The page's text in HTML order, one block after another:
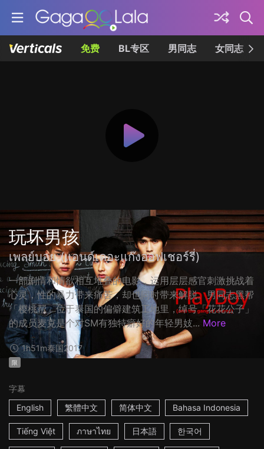
免费 BL专区 男同志 女同志
玩坏男孩
เพลย์บอย (แอนด์เดอะแก๊งออฟเชอร์รี่)
一部剧情和情欲相互堆叠的电影，运用层层感官刺激挑战着
心灵，性的暴力带来痛苦，却也同时带来解脱。男同志黑帮
「樱桃帮」位于​​泰国的偏僻建筑工地里，绰号「花花公子」
的成员麦克是个对SM有独特癖好的年轻男妓... More
1h51m泰国2017
限
字幕
English
繁體中文 简体中文 Bahasa Indonesia
Tiếng Việt ภาษาไทย 日本語 한국어